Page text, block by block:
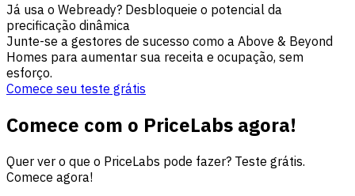
Já usa o Webready? Desbloqueie o potencial da
precificação dinâmica
Junte-se a gestores de sucesso como a Above & Beyond
Homes para aumentar sua receita e ocupação, sem
esforço.
Comece seu teste grátis
Comece com o PriceLabs agora!
Quer ver o que o PriceLabs pode fazer? Teste grátis.
Comece agora!